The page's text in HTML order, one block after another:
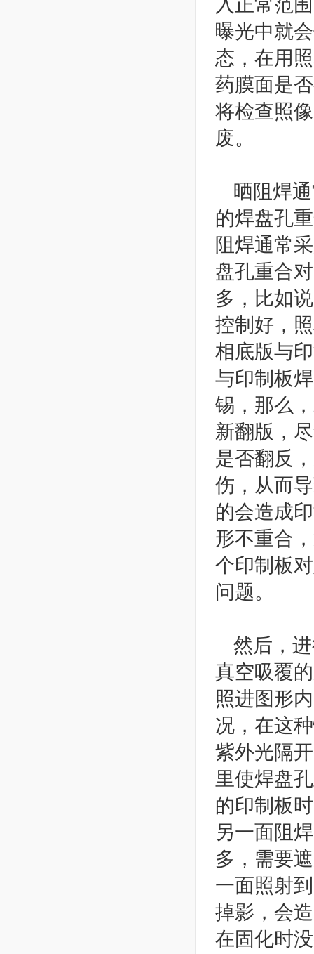
入正常范
曝光中就
态，在用
药膜面是
将检查照
废。
晒阻焊
的焊盘孔
阻焊通常
盘孔重合
多，比如
控制好，
相底版与
与印制板
锡，那么
新翻版，
是否翻反
伤，从而
的会造成
形不重合
个印制板
问题。
然后，
真空吸覆
照进图形
况，在这
紫外光隔
里使焊盘
的印制板
另一面阻
多，需要
一面照射
掉影，会
在固化时